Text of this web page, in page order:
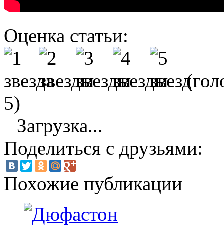
Оценка статьи:
5)
Загрузка...
Поделиться с друзьями:
Похожие публикации